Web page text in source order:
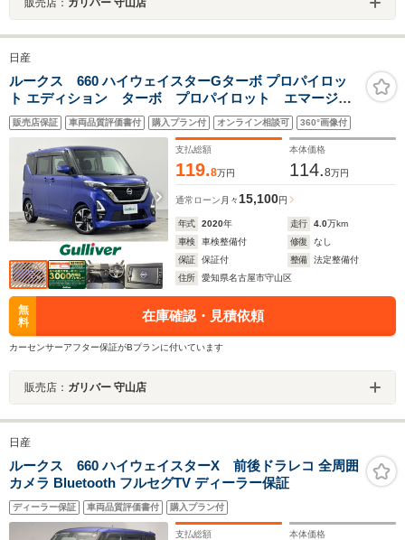
販売店： ガリバー 守山店
日産
ルークス 660 ハイウェイスターGターボ プロパイロッ
ト エディション ターボ プロパイロット エマージェ
ンシーブレーキ 追従型クルーズコントロール 両側パ
ワースライドドア 純正SDナビ アラウンドビューモニ
ター 電子パーキングブレーキ 前後ドライブレコーダ
ー ETC
販売店保証 車両品質評価書付 購入プラン付 オンライン相談可 360°画像付
支払総額
119.8万円
本体価格
114.8万円
通常ローン 月々 15,100円
年式 2020年 走行 4.0万km
車検
車検整備付 修復
なし
保証
保証付 整備
法定整備付
住所
愛知県名古屋市守山区
無
料
在庫確認・見積依頼
カーセンサーアフター保証がBプランに付いています
販売店： ガリバー 守山店
日産
ルークス 660 ハイウェイスターX 前後ドラレコ 全周囲
カメラ Bluetooth フルセグTV ディーラー保証
ディーラー保証 車両品質評価書付 購入プラン付
支払総額 本体価格